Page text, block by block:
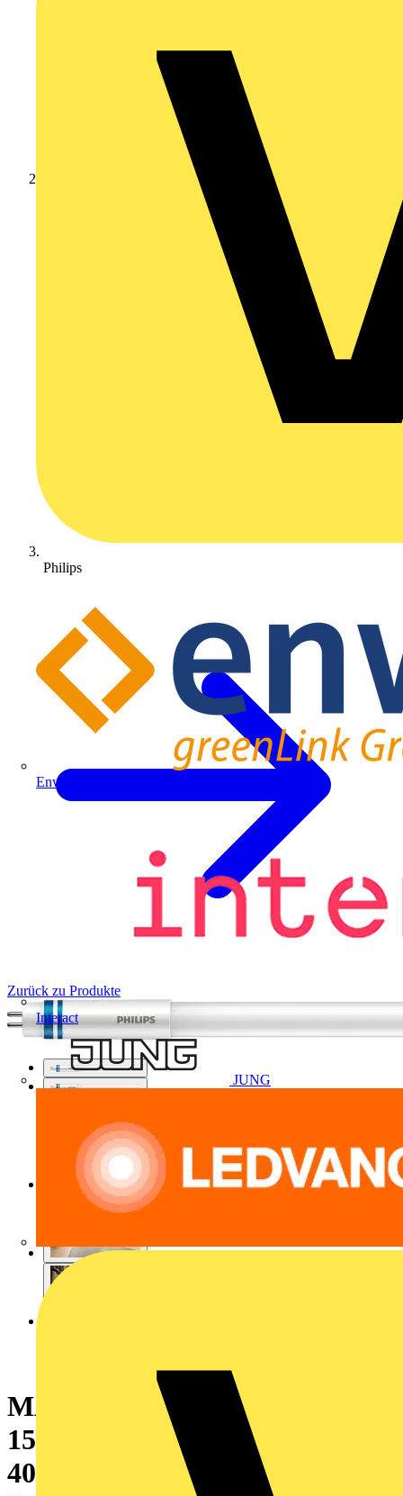
Enwitec
Interact
JUNG
Philips
Zurück zu Produkte
MASTER, LEDtube, T5, EVG,
1500 mm, 26 W, 49W TL5 HO,
4000 K, 3900 lm, CRI 80, 60000